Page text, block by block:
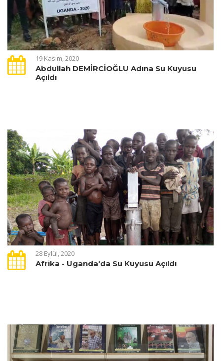
19 Kasım, 2020
Abdullah DEMİRCİOĞLU Adına Su Kuyusu
Açıldı
28 Eylül, 2020
Afrika - Uganda'da Su Kuyusu Açıldı